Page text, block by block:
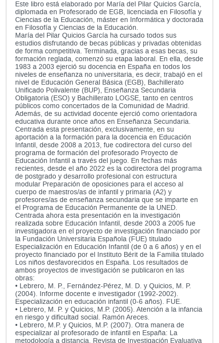
Este libro está elaborado por María del Pilar Quicios García,
diplomada en Profesorado de EGB, licenciada en Filosofía y
Ciencias de la Educación, máster en Informática y doctorada
en Filosofía y Ciencias de la Educación.
María del Pilar Quicios García ha cursado todos sus
estudios disfrutando de becas públicas y privadas obtenidas
de forma competitiva. Terminada, gracias a esas becas, su
formación reglada, comenzó su etapa laboral. En ella, desde
1983 a 2003 ejerció su docencia en España en todos los
niveles de enseñanza no universitaria, es decir, trabajó en el
nivel de Educación General Básica (EGB), Bachillerato
Unificado Polivalente (BUP), Enseñanza Secundaria
Obligatoria (ESO) y Bachillerato LOGSE, tanto en centros
públicos como concertados de la Comunidad de Madrid.
Además, de su actividad docente ejerció como orientadora
educativa durante once años en Enseñanza Secundaria.
Centrada esta presentación, exclusivamente, en su
aportación a la formación para la docencia en Educación
Infantil, desde 2008 a 2013, fue codirectora del curso del
programa de formación del profesorado Proyecto de
Educación Infantil a través del juego. En fechas más
recientes, desde el año 2022 es la codirectora del programa
de postgrado y desarrollo profesional con estructura
modular Preparación de oposiciones para el acceso al
cuerpo de maestros/as de infantil y primaria (A2) y
profesores/as de enseñanza secundaria que se imparte en
el Programa de Educación Permanente de la UNED.
Centrada ahora esta presentación en la investigación
realizada sobre Educación Infantil, desde 2003 a 2005 fue
investigadora en el proyecto de investigación financiado por
la Fundación Universitaria Española (FUE) titulado
Especialización en Educación Infantil (de 0 a 6 años) y en el
proyecto financiado por el Instituto Bérit de la Familia titulado
Los niños desfavorecidos en España. Los resultados de
ambos proyectos de investigación se publicaron en las
obras:
• Lebrero, M. P., Fernández-Pérez, M. D. y Quicios, M. P.
(2004). Informe docente e investigador (1992-2002).
Especialización en educación infantil (0-6 años). FUE.
• Lebrero, M. P. y Quicios, M.P. (2005). Atención a la infancia
en riesgo y dificultad social. Ramón Areces.
• Lebrero, M.P. y Quicios, M.P. (2007). Otra manera de
especializar al profesorado de infantil en España: La
metodología a distancia. Revista de Investigación Evaluativa